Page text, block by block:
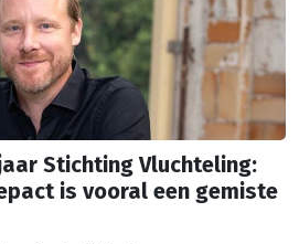
zijn bang geworden voor de
Stichting Vluchteling:
is vooral een gemiste